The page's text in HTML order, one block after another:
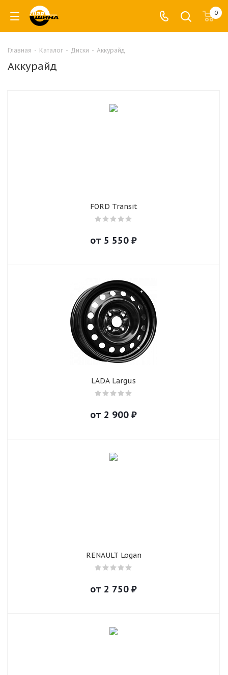
0
Главная - Каталог - Диски - Аккурайд
Аккурайд
FORD Transit
от 5 550 ₽
LADA Largus
от 2 900 ₽
RENAULT Logan
от 2 750 ₽